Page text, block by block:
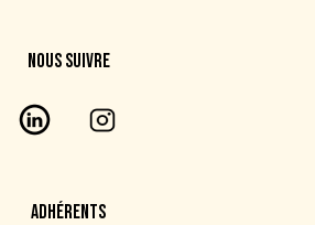
NOUS SUIVRE
ADHÉRENTS